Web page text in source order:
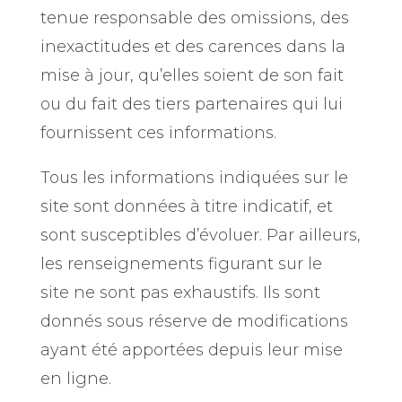
tenue responsable des omissions, des
inexactitudes et des carences dans la
mise à jour, qu’elles soient de son fait
ou du fait des tiers partenaires qui lui
fournissent ces informations.
Tous les informations indiquées sur le
site sont données à titre indicatif, et
sont susceptibles d’évoluer. Par ailleurs,
les renseignements figurant sur le
site ne sont pas exhaustifs. Ils sont
donnés sous réserve de modifications
ayant été apportées depuis leur mise
en ligne.